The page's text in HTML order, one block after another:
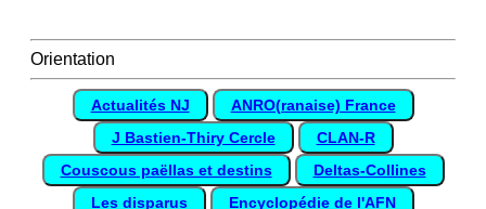
Orientation
Actualités NJ
ANRO(ranaise) France
J Bastien-Thiry Cercle
CLAN-R
Couscous paëllas et destins
Deltas-Collines
Les disparus
Encyclopédie de l'AFN